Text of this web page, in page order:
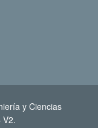
y Ciencias
V2.